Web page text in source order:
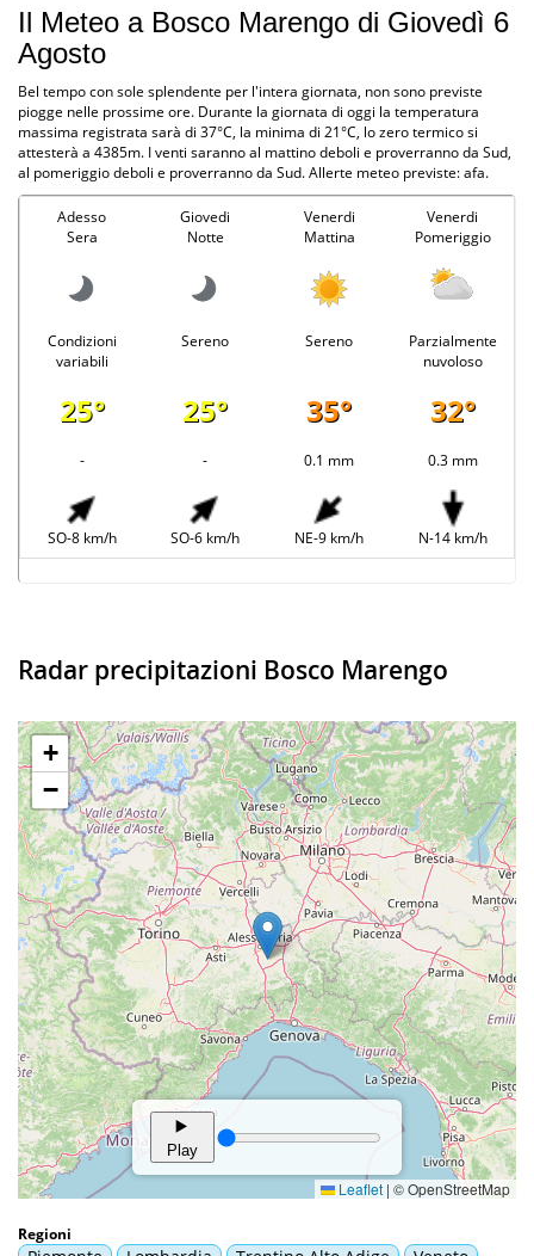
Il Meteo a Bosco Marengo di Giovedì 6
Agosto
Bel tempo con sole splendente per l'intera giornata, non sono previste
piogge nelle prossime ore. Durante la giornata di oggi la temperatura
massima registrata sarà di 37°C, la minima di 21°C, lo zero termico si
attesterà a 4385m. I venti saranno al mattino deboli e proverranno da Sud,
al pomeriggio deboli e proverranno da Sud. Allerte meteo previste: afa.
Adesso
Sera
Giovedi
Notte
Venerdi
Mattina
Venerdi
Pomeriggio
Condizioni
variabili
Sereno Sereno
Parzialmente
nuvoloso
25° 25° 35° 32°
- - 0.1 mm 0.3 mm
SO-8 km/h SO-6 km/h NE-9 km/h N-14 km/h
Radar precipitazioni Bosco Marengo
Regioni